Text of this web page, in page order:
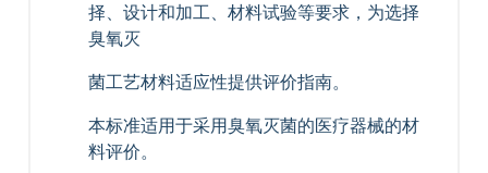
择、设计和加工、材料试验等要求，为选择
臭氧灭
菌工艺材料适应性提供评价指南。
本标准适用于采用臭氧灭菌的医疗器械的材
料评价。